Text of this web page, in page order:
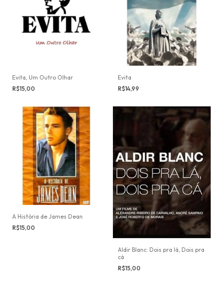
Evita, Um Outro Olhar
R$15,00
Evita
R$14,99
A História de James Dean
R$15,00
Aldir Blanc: Dois pra lá, Dois pra
cá
R$15,00